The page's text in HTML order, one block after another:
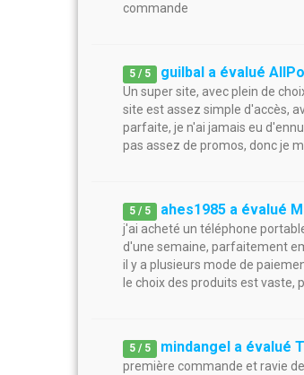
commande
5 / 5 guilbal a évalué
Un super site, avec plein de
site est assez simple d'accès,
parfaite, je n'ai jamais eu
pas assez de promos, donc je
5 / 5 ahes1985 a évalué
j'ai acheté un téléphone
d'une semaine, parfaitement
il y a plusieurs mode de
le choix des produits est vaste,
5 / 5 mindangel a évalué
première commande et ravie